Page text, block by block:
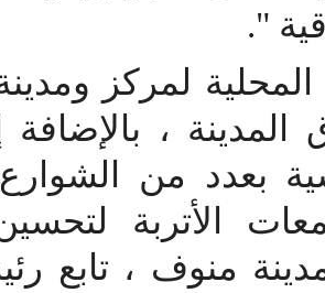
".
لمركز ومدينة
، بالإضافة
بعدد من الشوارع
الأتربة لتحسين
منوف ، تابع